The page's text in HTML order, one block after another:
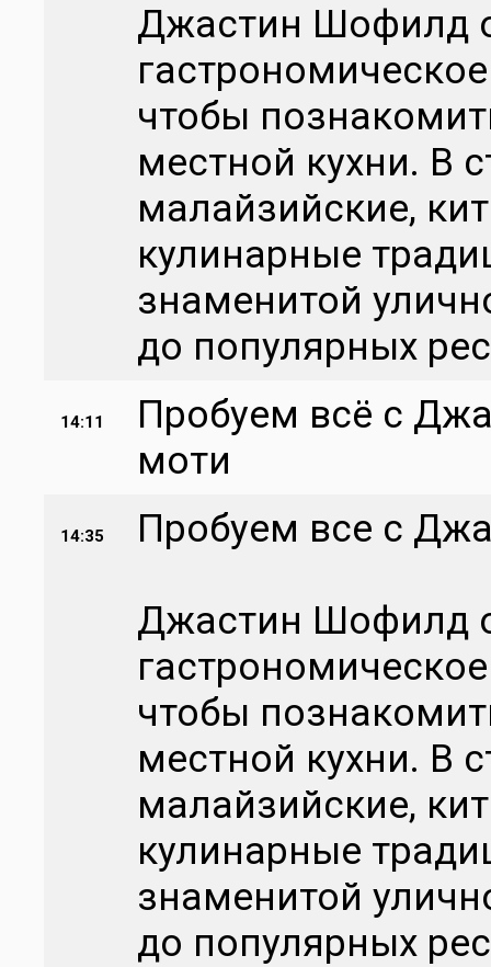
Джастин Шофилд
чтобы
местной кухни. В
малайзийские,
кулинарные
знаменитой
до популярных
14:11
Пробуем всё с
моти
14:35
Пробуем все с
Джастин Шофилд
чтобы
местной кухни. В
малайзийские,
кулинарные
знаменитой
до популярных